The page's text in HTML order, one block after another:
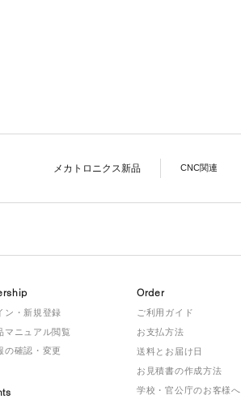
メカトロニクス新品 CNC関連
ン・新規登録
マニュアル閲覧
の確認・変更
Order
ご利用ガイド
お支払方法
送料とお届け日
お見積書の作成方法
学校・官公庁のお客様へ